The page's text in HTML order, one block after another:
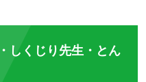
しくじり先生・とん